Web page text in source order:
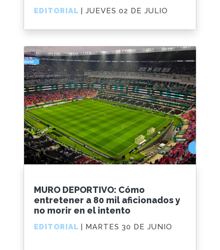
EDITORIAL | JUEVES 02 DE JULIO
MURO DEPORTIVO: Cómo
entretener a 80 mil aficionados y
no morir en el intento
EDITORIAL | MARTES 30 DE JUNIO